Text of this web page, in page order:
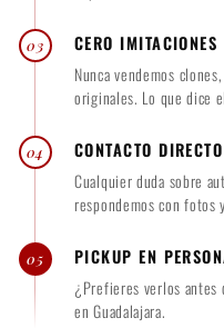
03
CERO IMITACIONES
Nunca vendemos
originales. Lo que dice
04
CONTACTO DIRECTO
Cualquier duda sobre
respondemos con fotos
05
PICKUP EN
¿Prefieres verlos antes
en Guadalajara.